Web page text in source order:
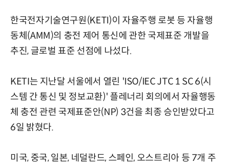
한국전자기술연구원(KETI)이 자율주행 로봇 등 자율행
동체(AMM)의 충전 제어 통신에 관한 국제표준 개발을
추진, 글로벌 표준 선점에 나섰다.
KETI는 지난달 서울에서 열린 'ISO/IEC JTC 1 SC 6(시
스템 간 통신 및 정보교환)' 플레너리 회의에서 자율행동
체 충전 관련 국제표준안(NP) 3건을 최종 승인받았다고
6일 밝혔다.
미국, 중국, 일본, 네덜란드, 스페인, 오스트리아 등 7개 주